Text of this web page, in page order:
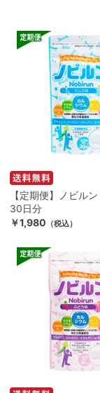
【定期便】ノビル
30日分
￥1,980 （税込）